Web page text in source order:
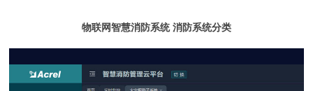
物联网智慧消防系统 消防系统分类